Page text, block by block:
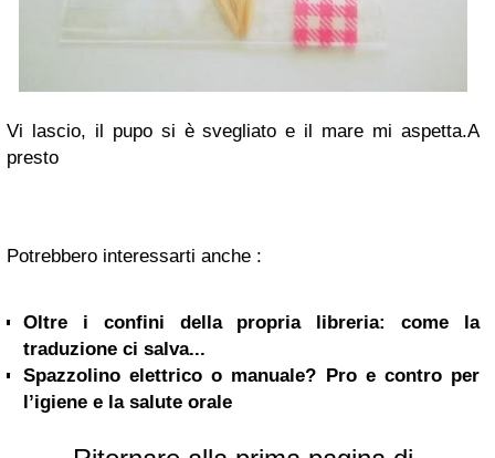
Vi lascio, il pupo si è svegliato e il mare mi aspetta.A
presto
Potrebbero interessarti anche :
Oltre i confini della propria libreria: come la
traduzione ci salva...
Spazzolino elettrico o manuale? Pro e contro per
l’igiene e la salute orale